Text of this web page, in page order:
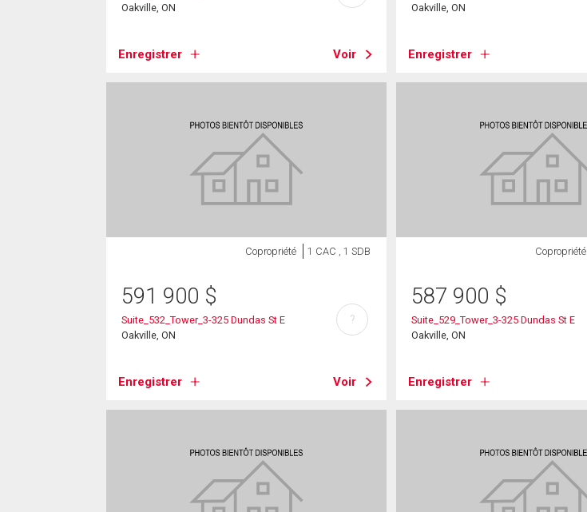
Oakville, ON
Enregistrer Voir
Oakville, ON
Enregistrer
Copropriété 1 CAC , 1 SDB
591 900 $
Suite_532_Tower_3-325 Dundas St E
Oakville, ON
Enregistrer Voir
?
Copropriété
587 900 $
Suite_529_Tower_3-325 Dundas St E
Oakville, ON
Enregistrer